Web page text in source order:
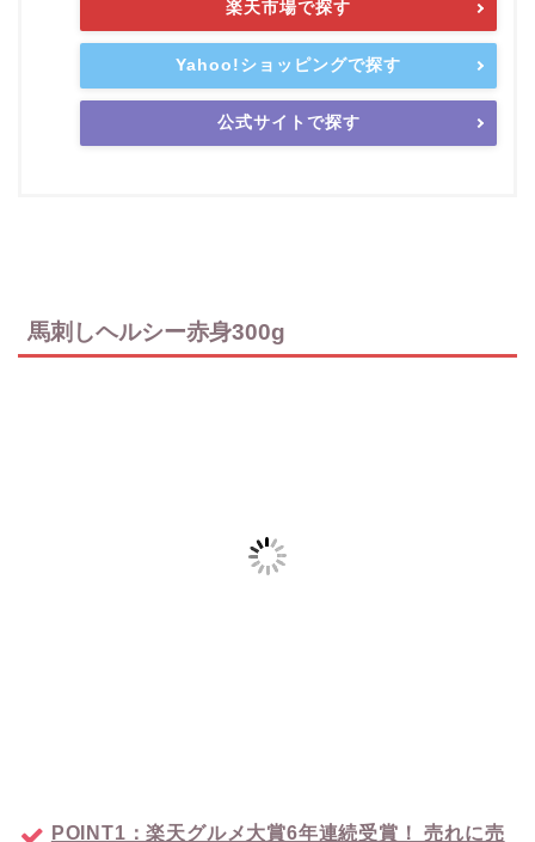
楽天市場で探す
Yahoo!ショッピングで探す
公式サイトで探す
馬刺しヘルシー赤身300g
POINT1：楽天グルメ大賞6年連続受賞！ 売れに売